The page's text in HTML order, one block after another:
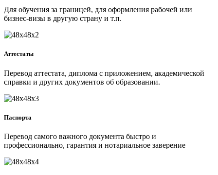
Для обучения за границей, для оформления рабочей или
бизнес-визы в другую страну и т.п.
Аттестаты
Перевод аттестата, диплома с приложением, академической
справки и других документов об образовании.
Паспорта
Перевод самого важного документа быстро и
профессионально, гарантия и нотариальное заверение